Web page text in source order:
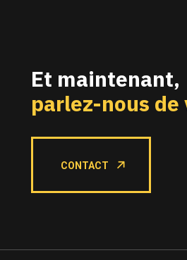
Et maintenant,
parlez-nous de
CONTACT